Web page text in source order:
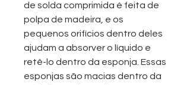
de solda comprimida é feita de
polpa de madeira, e os
pequenos orifícios dentro deles
ajudam a absorver o líquido e
retê-lo dentro da esponja. Essas
esponjas são macias dentro da